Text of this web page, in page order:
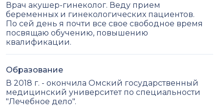
Врач акушер-гинеколог. Веду прием
беременных и гинекологических пациентов.
По сей день я почти все свое свободное время
посвящаю обучению, повышению
квалификации.
Образование
В 2018 г. - окончила Омский государственный
медицинский университет по специальности
"Лечебное дело".